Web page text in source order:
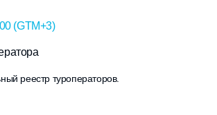
(GTM+3)
реестр туроператоров.